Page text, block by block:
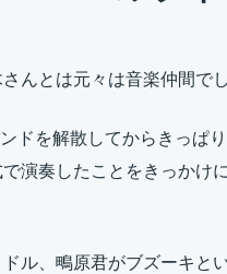
んとは元々は音楽仲間でし
ドを解散してからきっぱ
演奏したことをきっかけ
ル、鴫原君がブズーキと